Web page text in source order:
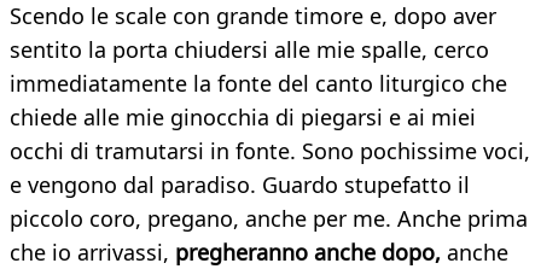
Scendo le scale con grande timore e, dopo aver
sentito la porta chiudersi alle mie spalle, cerco
immediatamente la fonte del canto liturgico che
chiede alle mie ginocchia di piegarsi e ai miei
occhi di tramutarsi in fonte. Sono pochissime voci,
e vengono dal paradiso. Guardo stupefatto il
piccolo coro, pregano, anche per me. Anche prima
che io arrivassi, pregheranno anche dopo, anche